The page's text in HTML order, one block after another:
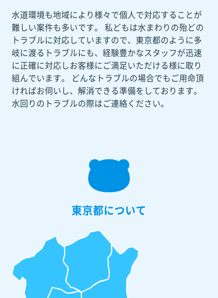
水道環境も地域により様々で個人で対応することが
難しい案件も多いです。 私どもは水まわりの殆どの
トラブルに対応していますので、東京都のように多
岐に渡るトラブルにも、経験豊かなスタッフが迅速
に正確に対応しお客様にご満足いただける様に取り
組んでいます。 どんなトラブルの場合でもご用命頂
ければお伺いし、解消できる準備をしております。
水回りのトラブルの際はご連絡ください。
東京都について